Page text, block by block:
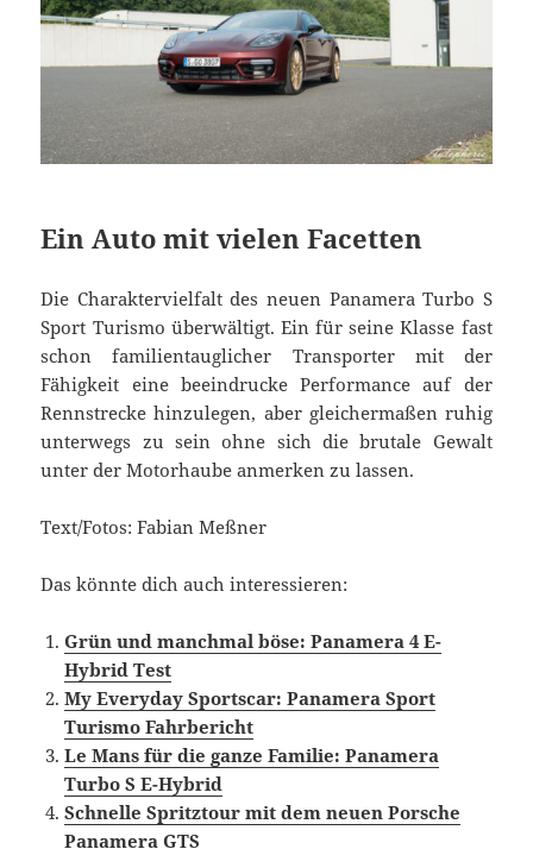
Ein Auto mit vielen Facetten
Die Charaktervielfalt des neuen Panamera Turbo S
Sport Turismo überwältigt. Ein für seine Klasse fast
schon familientauglicher Transporter mit der
Fähigkeit eine beeindrucke Performance auf der
Rennstrecke hinzulegen, aber gleichermaßen ruhig
unterwegs zu sein ohne sich die brutale Gewalt
unter der Motorhaube anmerken zu lassen.
Text/Fotos: Fabian Meßner
Das könnte dich auch interessieren:
Grün und manchmal böse: Panamera 4 E-
Hybrid Test
My Everyday Sportscar: Panamera Sport
Turismo Fahrbericht
Le Mans für die ganze Familie: Panamera
Turbo S E-Hybrid
Schnelle Spritztour mit dem neuen Porsche
Panamera GTS